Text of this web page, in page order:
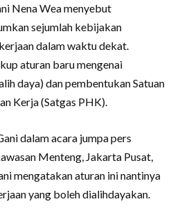
Nena Wea menyebut
sejumlah kebijakan
dalam waktu dekat.
aturan baru mengenai
daya) dan pembentukan Satuan
Kerja (Satgas PHK).
dalam acara jumpa pers
Menteng, Jakarta Pusat,
mengatakan aturan ini nantinya
yang boleh dialihdayakan.